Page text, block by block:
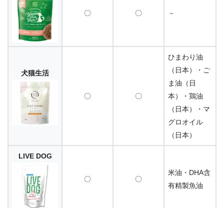
〇 〇 －
犬猫生活
〇 〇
ひまわり油
（日本）・ご
ま油（日
本）・鶏油
（日本）・マ
グロオイル
（日本）
LIVE DOG
〇 〇
米油・DHA含
有精製魚油